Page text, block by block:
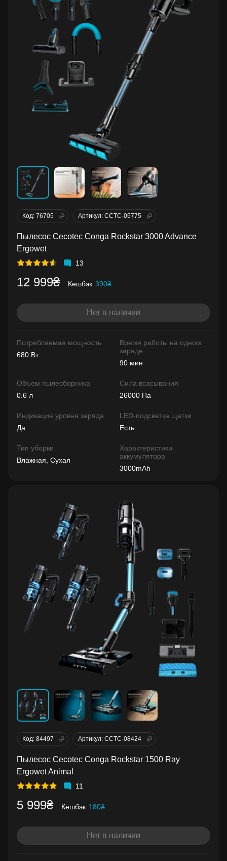
Код: 76705 Артикул: CCTC-05775
Пылесос Cecotec Conga Rockstar 3000 Advance
Ergowet
13
12 999₴ Кешбэк 390₴
Нет в наличии
Потребляемая мощность
680 Вт
Время работы на одном
заряде
90 мин
Объем пылесборника
0.6 л
Сила всасывания
26000 Па
Индикация уровня заряда
Да
LED-подсветка щетки
Есть
Тип уборки
Влажная, Сухая
Характеристики
аккумулятора
3000mAh
Код: 84497 Артикул: CCTC-08424
Пылесос Cecotec Conga Rockstar 1500 Ray
Ergowet Animal
11
5 999₴ Кешбэк 180₴
Нет в наличии